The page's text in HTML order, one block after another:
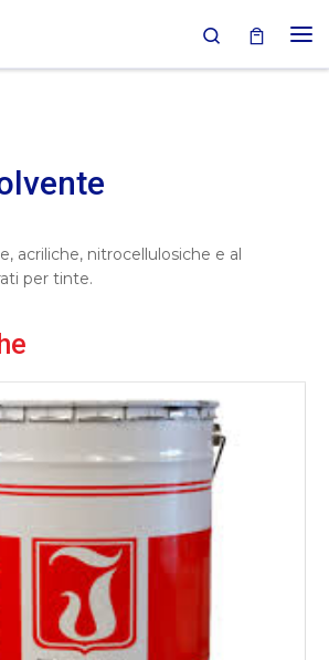
Search
acriliche, nitrocellulosiche e al
per tinte.